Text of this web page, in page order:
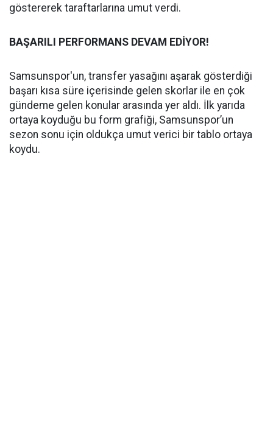
göstererek taraftarlarına umut verdi.
BAŞARILI PERFORMANS DEVAM EDİYOR!
Samsunspor'un, transfer yasağını aşarak gösterdiği
başarı kısa süre içerisinde gelen skorlar ile en çok
gündeme gelen konular arasında yer aldı. İlk yarıda
ortaya koyduğu bu form grafiği, Samsunspor’un
sezon sonu için oldukça umut verici bir tablo ortaya
koydu.